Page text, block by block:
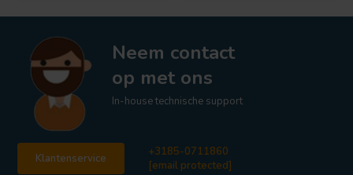
Neem contact
op met ons
In-house technische support
Klantenservice
+3185-0711860
[email protected]